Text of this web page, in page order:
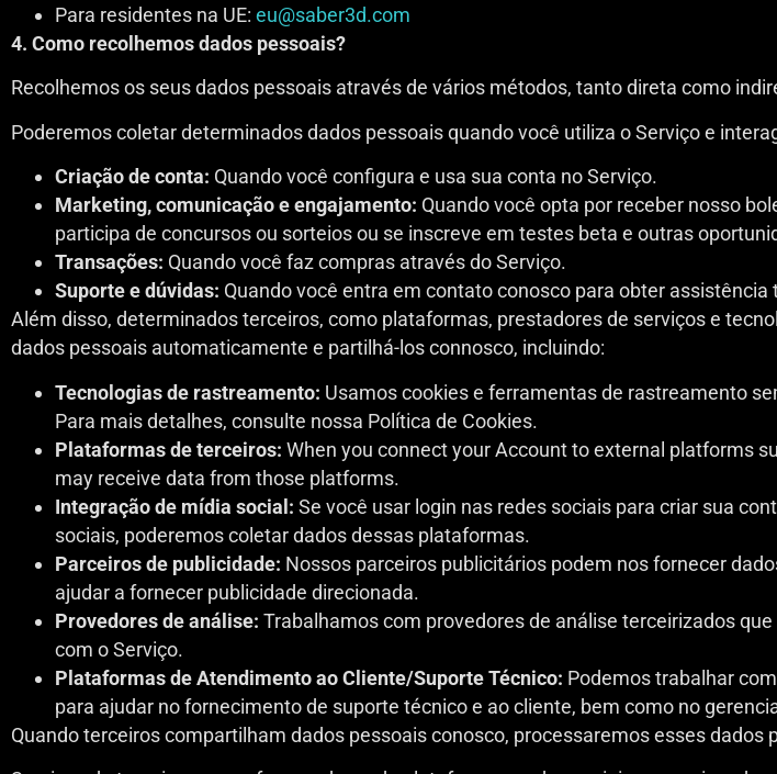
Para residentes na UE: eu@saber3d.com
4. Como recolhemos dados pessoais?
Recolhemos os seus dados pessoais através de vários métodos, tanto direta como
Poderemos coletar determinados dados pessoais quando você utiliza o Serviço e
Criação de conta: Quando você configura e usa sua conta no Serviço.
Marketing, comunicação e engajamento: Quando você opta por receber nosso
participa de concursos ou sorteios ou se inscreve em testes beta e outras
Transações: Quando você faz compras através do Serviço.
Suporte e dúvidas: Quando você entra em contato conosco para obter
Além disso, determinados terceiros, como plataformas, prestadores de serviços e
dados pessoais automaticamente e partilhá-los connosco, incluindo:
Tecnologias de rastreamento: Usamos cookies e ferramentas de rastreamento
Para mais detalhes, consulte nossa Política de Cookies.
Plataformas de terceiros: When you connect your Account to external platforms
may receive data from those platforms.
Integração de mídia social: Se você usar login nas redes sociais para criar sua
sociais, poderemos coletar dados dessas plataformas.
Parceiros de publicidade: Nossos parceiros publicitários podem nos fornecer
ajudar a fornecer publicidade direcionada.
Provedores de análise: Trabalhamos com provedores de análise terceirizados
com o Serviço.
Plataformas de Atendimento ao Cliente/Suporte Técnico: Podemos trabalhar
para ajudar no fornecimento de suporte técnico e ao cliente, bem como no
Quando terceiros compartilham dados pessoais conosco, processaremos esses dados